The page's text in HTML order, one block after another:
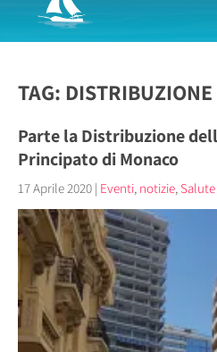
TAG:
Parte la Distribuzione
Principato di Monaco
17 Aprile 2020 | Eventi, notizie, Salute